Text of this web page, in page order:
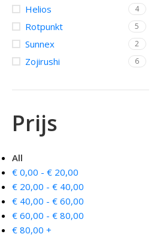
DRANKAPPARATUUR
Koude Drankdispensers
Slush Machines
Helios 4
Rotpunkt 5
Sunnex 2
Zojirushi 6
Prijs
All
€ 0,00 - € 20,00
€ 20,00 - € 40,00
€ 40,00 - € 60,00
€ 60,00 - € 80,00
€ 80,00 +